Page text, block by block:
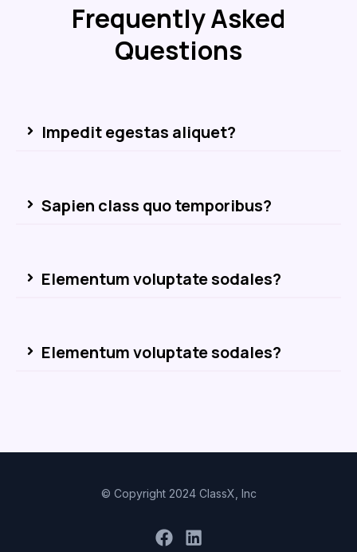
Frequently Asked
Questions
Impedit egestas aliquet?
Sapien class quo temporibus?
Elementum voluptate sodales?
Elementum voluptate sodales?
© Copyright 2024 ClassX, Inc